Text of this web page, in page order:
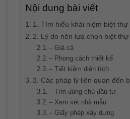
Nội dung bài viết
1. Tìm hiểu khái niệm biệt thự
2. Lý do nên lựa chọn biệt
– Giá cả
– Phong cách thiết kế
– Tiết kiệm diện tích
3. Các pháp lý liên quan đến
– Tìm đúng chủ đầu tư
– Xem xét nhà mẫu
– Giấy phép xây dựng